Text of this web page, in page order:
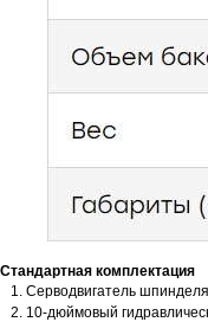
Стандартная комплектация
Серводвигатель
10-дюймовый